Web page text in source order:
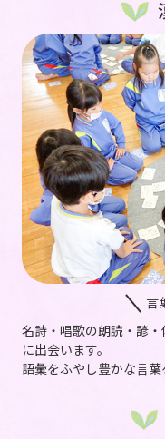
言
名詩・唱歌の朗読・諺
に出会います。
語彙をふやし豊かな言葉